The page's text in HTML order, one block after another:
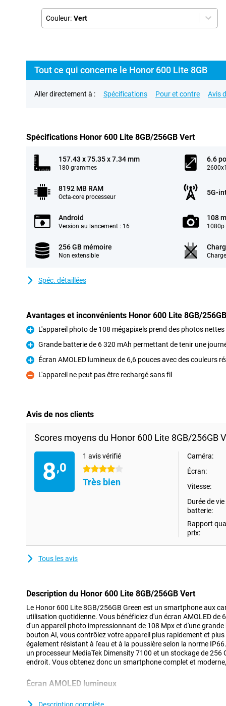
Couleur: Vert
Tout ce qui concerne le Honor 600 Lite 8GB
Aller directement à : Spécifications Pour et contre Avis
Spécifications Honor 600 Lite 8GB/256GB Vert
157.43 x 75.35 x 7.34 mm
180 grammes
6.6
8192 MB RAM
Octa-core processeur
5G-
Android
Version au lancement : 16
108
1080p
256 GB mémoire
Non extensible
Spéc. détaillées
Avantages et inconvénients Honor 600 Lite 8GB/
Pour
L'appareil photo de 108 mégapixels prend des photos
Pour
Grande batterie de 6 320 mAh permettant de tenir une
Pour
Écran AMOLED lumineux de 6,6 pouces avec des couleurs
Contre
L'appareil ne peut pas être rechargé sans fil
Avis de nos clients
Scores moyens du Honor 600 Lite 8GB/256GB
8,0
1 avis vérifié
4 étoiles
Très bien
Caméra:
Écran:
Vitesse:
Durée de vie
batterie:
Rapport
prix:
Tous les avis
Description du Honor 600 Lite 8GB/256GB Vert
Le Honor 600 Lite 8GB/256GB Green est un smartphone aux
utilisation quotidienne. Vous bénéficiez d'un écran AMOLED de
d'un appareil photo impressionnant de 108 Mpx et d'une
bouton AI, vous contrôlez votre appareil plus rapidement et
également résistant à l'eau et à la poussière selon la norme
un processeur MediaTek Dimensity 7100 et un stockage de 256
endroit. Vous obtenez donc un smartphone complet et
Écran AMOLED lumineux